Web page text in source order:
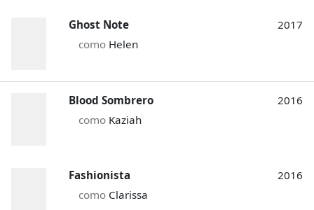
Ghost Note
como Helen
2017
Blood Sombrero
como Kaziah
2016
Fashionista
como Clarissa
2016